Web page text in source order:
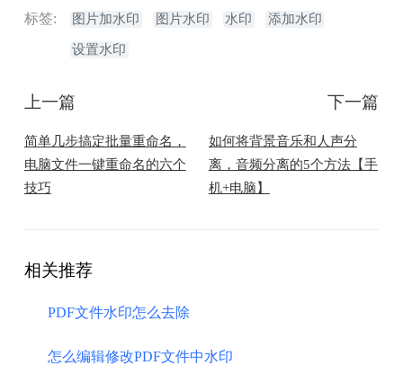
标签: 图片加水印 图片水印 水印 添加水印
设置水印
上一篇
简单几步搞定批量重命名，
电脑文件一键重命名的六个
技巧
下一篇
如何将背景音乐和人声分
离，音频分离的5个方法【手
机+电脑】
相关推荐
PDF文件水印怎么去除
怎么编辑修改PDF文件中水印